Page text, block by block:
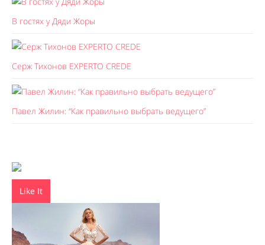
В гостях у Дяди Жоры
Серж Тихонов EXPERTO CREDE
Павел Жилин: “Как правильно выбрать ведущего”
Like It